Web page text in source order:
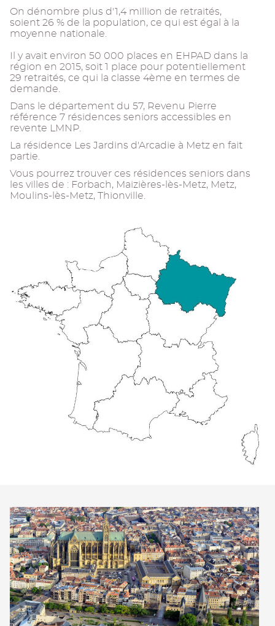
On dénombre plus d'1,4 million de retraités,
soient 26 % de la population, ce qui est égal à la
moyenne nationale.
Il y avait environ 50 000 places en EHPAD dans la
région en 2015, soit 1 place pour potentiellement
29 retraités, ce qui la classe 4ème en termes de
demande.
Dans le département du 57, Revenu Pierre
référence 7 résidences seniors accessibles en
revente LMNP.
La résidence Les Jardins d'Arcadie à Metz en fait
partie.
Vous pourrez trouver ces résidences seniors dans
les villes de : Forbach, Maizières-lès-Metz, Metz,
Moulins-lès-Metz, Thionville.